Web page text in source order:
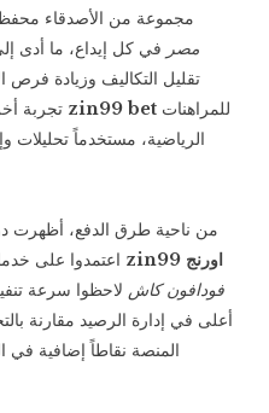
مجموعة من الأصدقاء
كود خصم zin99 مصر في كل إيداع، ما أدى
تقليل التكاليف وزيادة
zin99 bet
الرياضية، مستخدماً
من ناحية طرق الدفع، أظهرت
zin99 اورنج
zin99 فودافون كاش لاحظوا سرعة
أعلى في إدارة الرصيد مقارنة
المنصة نقاطاً إضافية